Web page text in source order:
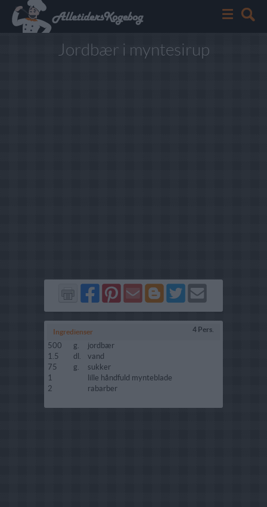
Jordbær i myntesirup
Del
på
Facebook
Del
på
Pinterest
Send
via
GMail
Del
på
Blogger
Del
på
Twitter
Send
Ingredienser 4 Pers.
500 g.
jordbær
1.5
dl.
vand
75
g.
sukker
1
lille håndfuld mynteblade
2
rabarber